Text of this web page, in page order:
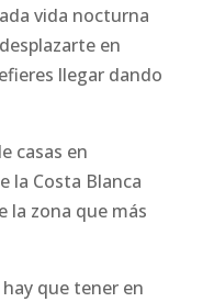
vida nocturna
en
llegar dando
casas en
la Costa Blanca
la zona que más
que tener en